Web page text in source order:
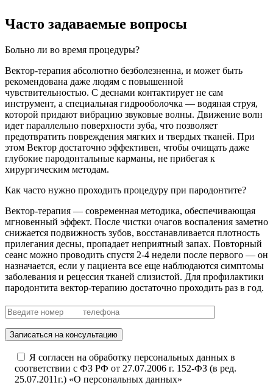
Часто задаваемые вопросы
Больно ли во время процедуры?
Вектор-терапия абсолютно безболезненна, и может быть
рекомендована даже людям с повышенной
чувствительностью. С деснами контактирует не сам
инструмент, а специальная гидрооболочка — водяная струя,
которой придают вибрацию звуковые волны. Движение волн
идет параллельно поверхности зуба, что позволяет
предотвратить повреждения мягких и твердых тканей. При
этом Вектор достаточно эффективен, чтобы очищать даже
глубокие пародонтальные карманы, не прибегая к
хирургическим методам.
Как часто нужно проходить процедуру при пародонтите?
Вектор-терапия — современная методика, обеспечивающая
мгновенный эффект. После чистки очагов воспаления заметно
снижается подвижность зубов, восстанавливается плотность
прилегания десны, пропадает неприятный запах. Повторный
сеанс можно проводить спустя 2-4 недели после первого — он
назначается, если у пациента все еще наблюдаются симптомы
заболевания и рецессия тканей слизистой. Для профилактики
пародонтита вектор-терапию достаточно проходить раз в год.
Записаться на консультацию
Я согласен на обработку персональных данных в
соответствии с ФЗ РФ от 27.07.2006 г. 152-ФЗ (в ред.
25.07.2011г.) «О персональных данных»